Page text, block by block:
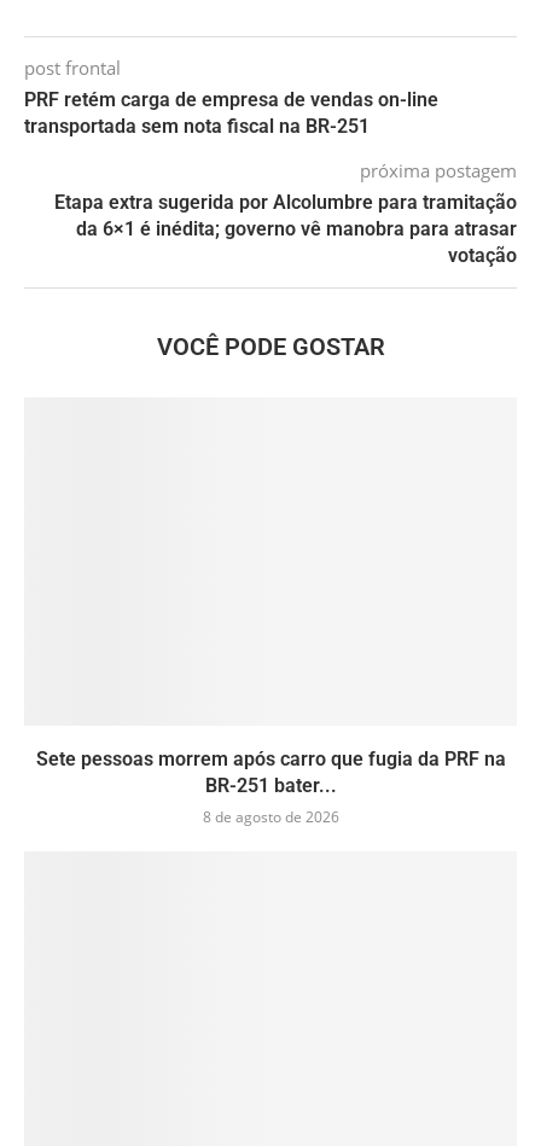
post frontal
PRF retém carga de empresa de vendas on-line
transportada sem nota fiscal na BR-251
próxima postagem
Etapa extra sugerida por Alcolumbre para tramitação
da 6×1 é inédita; governo vê manobra para atrasar
votação
VOCÊ PODE GOSTAR
Sete pessoas morrem após carro que fugia da PRF na
BR-251 bater...
8 de agosto de 2026